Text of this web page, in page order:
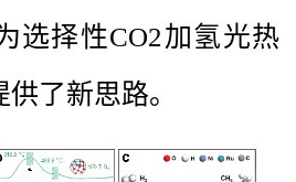
选择性CO2加氢光热
了新思路。